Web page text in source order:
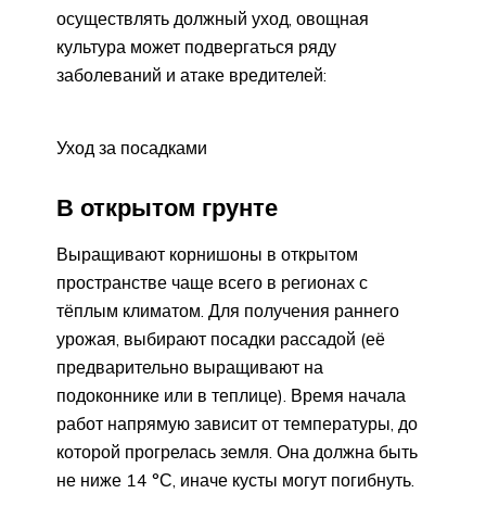
осуществлять должный уход, овощная
культура может подвергаться ряду
заболеваний и атаке вредителей:
Уход за посадками
В открытом грунте
Выращивают корнишоны в открытом
пространстве чаще всего в регионах с
тёплым климатом. Для получения раннего
урожая, выбирают посадки рассадой (её
предварительно выращивают на
подоконнике или в теплице). Время начала
работ напрямую зависит от температуры, до
которой прогрелась земля. Она должна быть
не ниже 14 °С, иначе кусты могут погибнуть.